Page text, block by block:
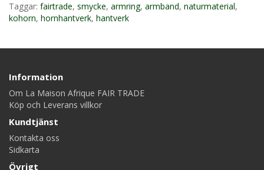
Taggar: fairtrade, smycke, armring, armband, naturmaterial,
kohorn, hornhantverk, hantverk
Information
Om La Maison Afrique FAIR TRADE
Köp och Leverans villkor
Kundtjänst
Kontakta oss
Sidkarta
Övrigt